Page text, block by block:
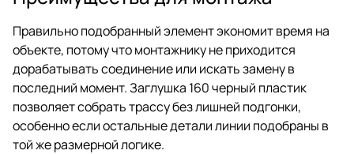
Правильно подобранный элемент экономит время на
объекте, потому что монтажнику не приходится
дорабатывать соединение или искать замену в
последний момент. Заглушка 160 черный пластик
позволяет собрать трассу без лишней подгонки,
особенно если остальные детали линии подобраны в
той же размерной логике.